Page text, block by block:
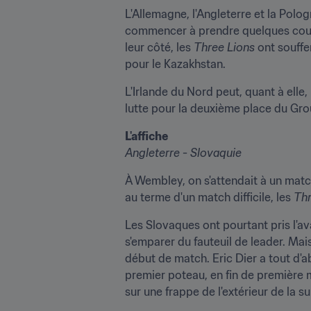
L'Allemagne, l'Angleterre et la
commencer à prendre quelques
leur côté, les Three Lions ont
pour le Kazakhstan.
L'Irlande du Nord peut, quant à
lutte pour la deuxième place du
L'affiche
Angleterre - Slovaquie
À Wembley, on s'attendait à un
au terme d'un match difficile, les
Les Slovaques ont pourtant pris
s'emparer du fauteuil de leader.
début de match. Eric Dier a tout
premier poteau, en fin de première
sur une frappe de l'extérieur de la